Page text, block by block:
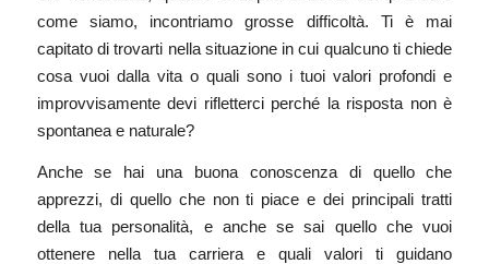
come siamo, incontriamo grosse difficoltà. Ti è mai
capitato di trovarti nella situazione in cui qualcuno ti chiede
cosa vuoi dalla vita o quali sono i tuoi valori profondi e
improvvisamente devi rifletterci perché la risposta non è
spontanea e naturale?
Anche se hai una buona conoscenza di quello che
apprezzi, di quello che non ti piace e dei principali tratti
della tua personalità, e anche se sai quello che vuoi
ottenere nella tua carriera e quali valori ti guidano